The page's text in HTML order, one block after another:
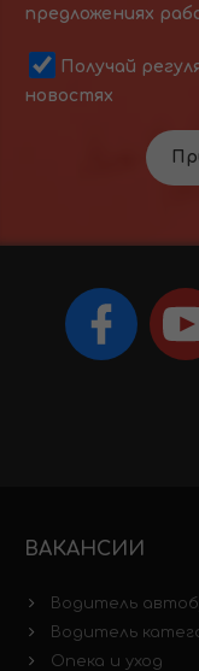
предложениях
Получай
новостях
ВАКАНСИИ
Водитель
Водитель
Опека и уход